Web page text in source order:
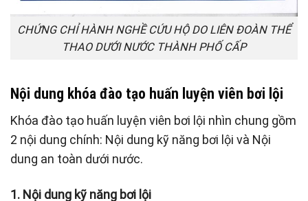
CHỨNG CHỈ HÀNH NGHỀ CỨU HỘ DO LIÊN ĐOÀN THỂ
THAO DƯỚI NƯỚC THÀNH PHỐ CẤP
Nội dung khóa đào tạo huấn luyện viên bơi lội
Khóa đào tạo huấn luyện viên bơi lội nhìn chung gồm
2 nội dung chính: Nội dung kỹ năng bơi lội và Nội
dung an toàn dưới nước.
1. Nội dung kỹ năng bơi lội